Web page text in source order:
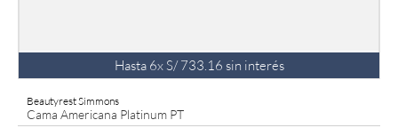
Hasta 6xS/ 733 16 sin interés
Beautyrest Simmons
Cama Americana Platinum PT